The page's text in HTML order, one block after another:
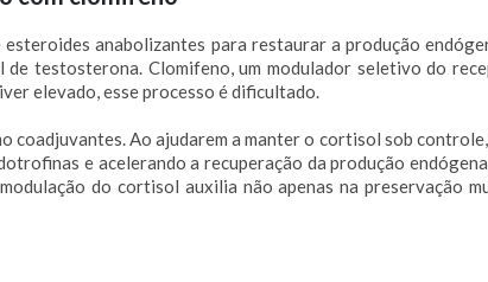
anabolizantes para restaurar a produção
testosterona. Clomifeno, um modulador seletivo do
elevado, esse processo é dificultado.
coadjuvantes. Ao ajudarem a manter o cortisol sob
e acelerando a recuperação da produção
do cortisol auxilia não apenas na preservação